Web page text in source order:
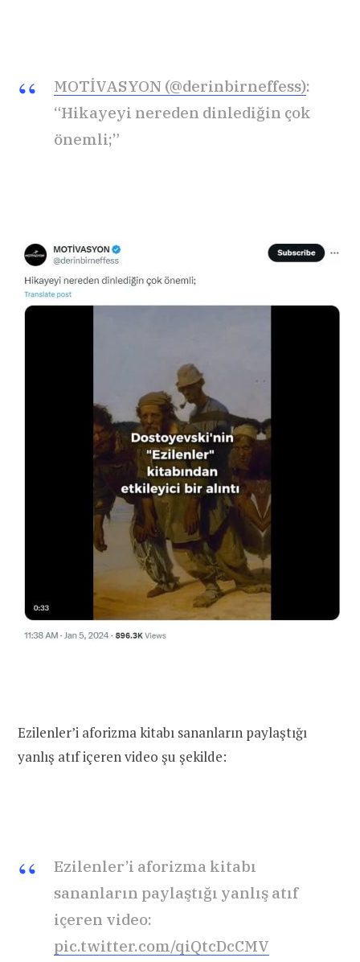
MOTİVASYON (@derinbirneffess):
“Hikayeyi nereden dinlediğin çok
önemli;”
Ezilenler’i aforizma kitabı sananların paylaştığı
yanlış atıf içeren video şu şekilde:
Ezilenler’i aforizma kitabı
sananların paylaştığı yanlış atıf
içeren video:
pic.twitter.com/qiQtcDcCMV